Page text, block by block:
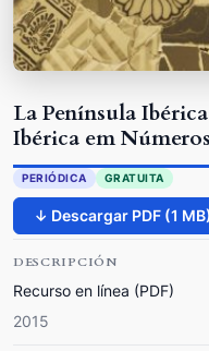
La Península
Ibérica em Números
PERIÓDICA GRATUITA
↓ Descargar PDF (1
DESCRIPCIÓN
Recurso en línea (PDF)
2015